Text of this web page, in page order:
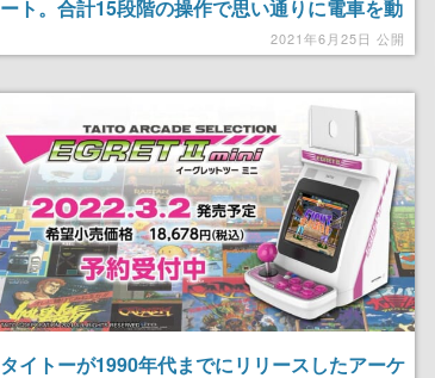
ート。合計15段階の操作で思い通りに電車を動
2021年6月25日 公開
タイトーが1990年代までにリリースしたアーケ